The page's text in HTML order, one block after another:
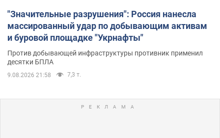
"Значительные разрушения": Россия нанесла
массированный удар по добывающим активам
и буровой площадке "Укрнафты"
Против добывающей инфраструктуры противник применил
десятки БПЛА
9.08.2026 21:58 7,3 т.